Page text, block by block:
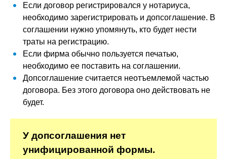
Если договор регистрировался у нотариуса,
необходимо зарегистрировать и допсоглашение. В
соглашении нужно упомянуть, кто будет нести
траты на регистрацию.
Если фирма обычно пользуется печатью,
необходимо ее поставить на соглашении.
Допсоглашение считается неотъемлемой частью
договора. Без этого договора оно действовать не
будет.
У допсоглашения нет
унифицированной формы.